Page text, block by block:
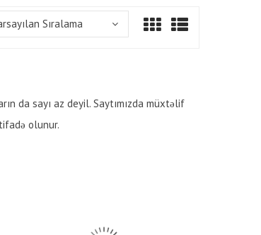
Sıralama
da sayı az deyil. Saytımızda müxtəlif
olunur.